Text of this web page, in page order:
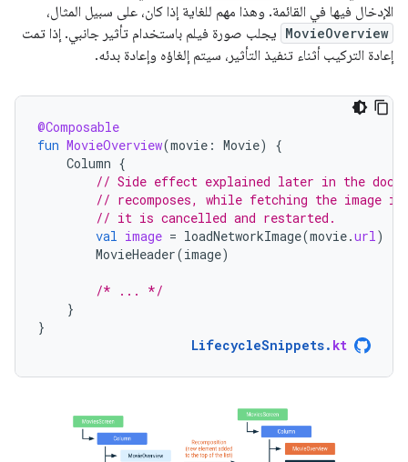
الإدخال فيها في القائمة. وهذا مهم للغاية إذا كان، على سبيل المثال،
MovieOverview يجلب صورة فيلم باستخدام تأثير جانبي. إذا تمت
إعادة التركيب أثناء تنفيذ التأثير، سيتم إلغاؤه وإعادة بدئه.
@Composable
fun MovieOverview(movie : Movie)
{
Column {
// Side effect explained later in the docs.
// recomposes, while fetching the image
// it is cancelled and restarted.
val image = loadNetworkImage(movie.url)
MovieHeader(image)
/* ... */
}
}
LifecycleSnippets. kt